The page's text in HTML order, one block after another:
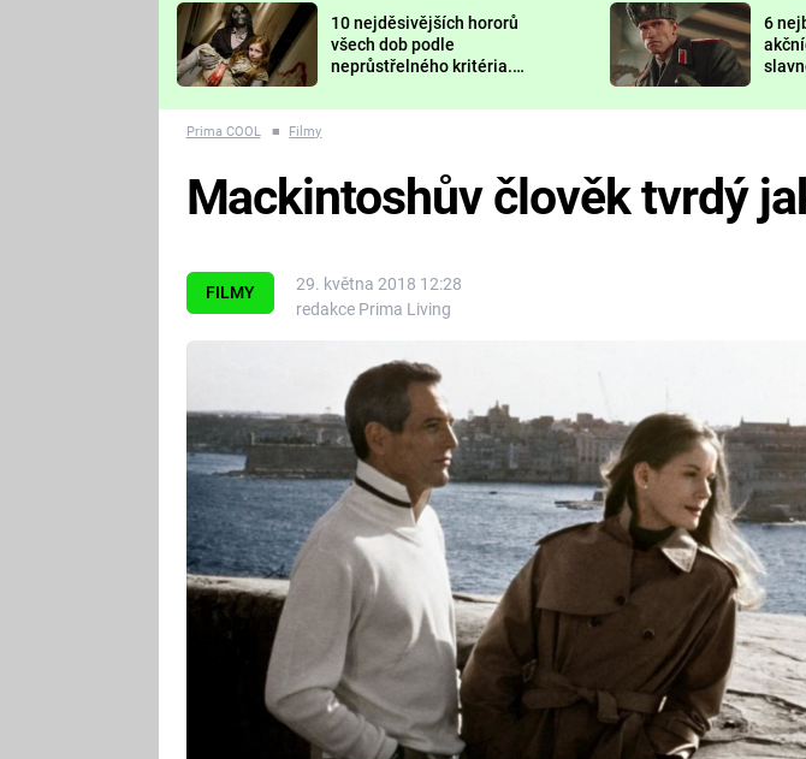
FUTURAMA
10 nejděsivějších hororů
všech dob podle
neprůstřelného kritéria.
nejvíc zvednou tep?
6
Prima COOL ■ Filmy
FILMY
29. května 2018 12:28
redakce Prima Living
Mackintoshův člověk tvrdý